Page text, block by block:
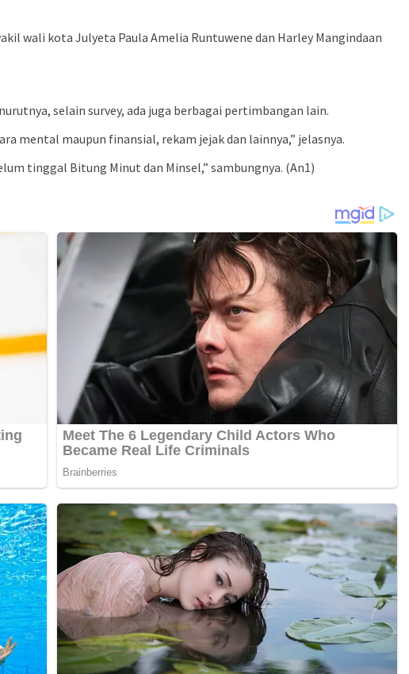
wali kota Julyeta Paula Amelia Runtuwene dan Harley Mangindaan
selain survey, ada juga berbagai pertimbangan lain.
mental maupun finansial, rekam jejak dan lainnya,” jelasnya.
tinggal Bitung Minut dan Minsel,” sambungnya. (An1)